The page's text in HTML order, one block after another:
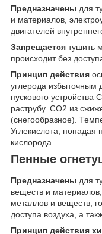
Предназначены для
и материалов,
двигателей
Запрещается тушить
происходит без
Принцип действия
углерода избыточным
пускового
раструбу. СО2 из
(снегообразное).
Углекислота, попадая
кислорода.
Пенные
Предназначены для
веществ и
металлов и веществ,
доступа воздуха, а
Принцип действия